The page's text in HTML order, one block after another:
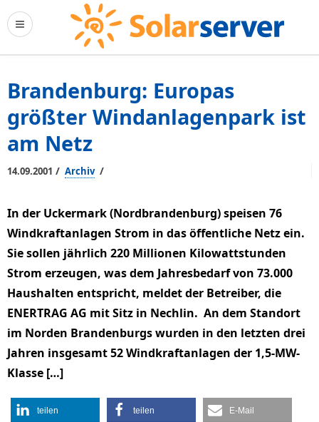
Brandenburg: Europas
größter Windanlagenpark ist
am Netz
14.09.2001 / Archiv /
In der Uckermark (Nordbrandenburg) speisen 76
Windkraftanlagen Strom in das öffentliche Netz ein.
Sie sollen jährlich 220 Millionen Kilowattstunden
Strom erzeugen, was dem Jahresbedarf von 73.000
Haushalten entspricht, meldet der Betreiber, die
ENERTRAG AG mit Sitz in Nechlin. An dem Standort
im Norden Brandenburgs wurden in den letzten drei
Jahren insgesamt 52 Windkraftanlagen der 1,5-MW-
Klasse […]
teilen teilen E-Mail